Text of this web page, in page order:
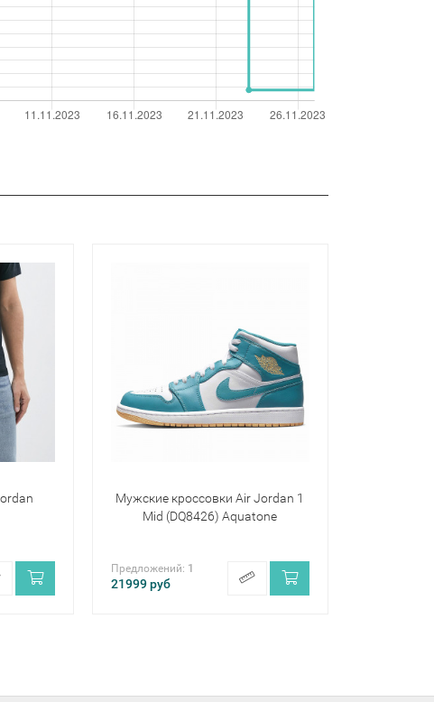
Мужские кроссовки Air Jordan 1
Mid (DQ8426) Aquatone
Предложений: 1
21999руб